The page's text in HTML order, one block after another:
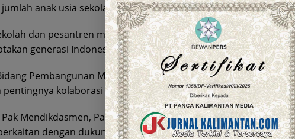
anak usia sekolah,” jelas Budi.
dan pesantren merupakan bagian dari agenda strategis
generasi Indonesia yang sehat dan tangguh.
Pembangunan Manusia dan Kebudayaan (Menko PMK),
pentingnya kolaborasi lintas kementerian dan lembaga.
Mendikdasmen, Pak Menag, Pak Mensos, Pak Mendagri, dan
dengan dukungan infrastruktur digital,” kata Pratikno.